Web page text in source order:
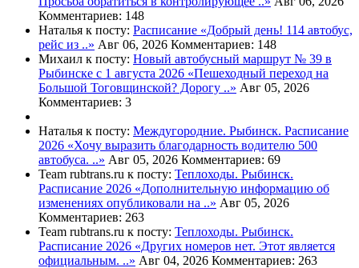
Комментариев: 148
Наталья к посту: Расписание «Добрый день! 114 автобус,
рейс из ..» Авг 06, 2026 Комментариев: 148
Михаил к посту: Новый автобусный маршрут № 39 в
Рыбинске с 1 августа 2026 «Пешеходный переход на
Большой Тоговщинской? Дорогу ..» Авг 05, 2026
Комментариев: 3
Наталья к посту: Междугородние. Рыбинск. Расписание
2026 «Хочу выразить благодарность водителю 500
автобуса. ..» Авг 05, 2026 Комментариев: 69
Team rubtrans.ru к посту: Теплоходы. Рыбинск.
Расписание 2026 «Дополнительную информацию об
изменениях опубликовали на ..» Авг 05, 2026
Комментариев: 263
Team rubtrans.ru к посту: Теплоходы. Рыбинск.
Расписание 2026 «Других номеров нет. Этот является
официальным. ..» Авг 04, 2026 Комментариев: 263